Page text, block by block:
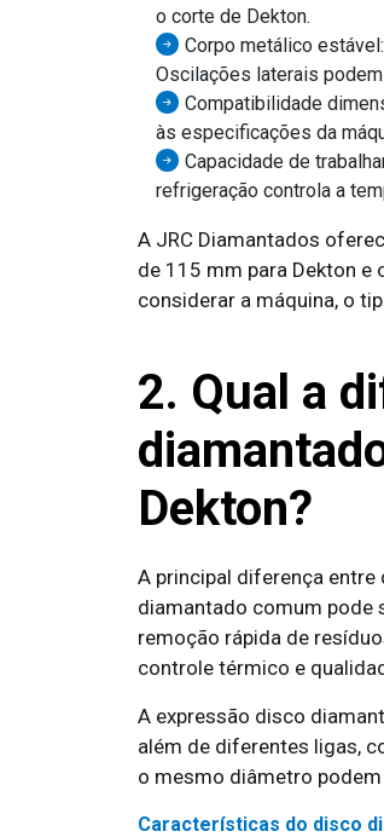
o corte de Dekton.
Corpo metálico
Oscilações laterais
Compatibilidade
às especificações da
Capacidade de
refrigeração controla a
A JRC Diamantados
de 115 mm para Dekton e
considerar a máquina, o
2. Qual a
Dekton?
A principal diferença
diamantado comum pode
remoção rápida de
controle térmico e
A expressão disco
além de diferentes ligas,
o mesmo diâmetro
Características do disco